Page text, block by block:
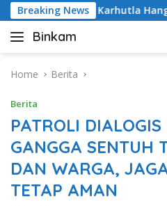
Skip
to
content
Breaking News
Karhutla Hanguskan 40
Binkam
Home Berita
Berita
PATROLI DIALOGIS
GANGGA SENTUH
DAN WARGA,
TETAP AMAN